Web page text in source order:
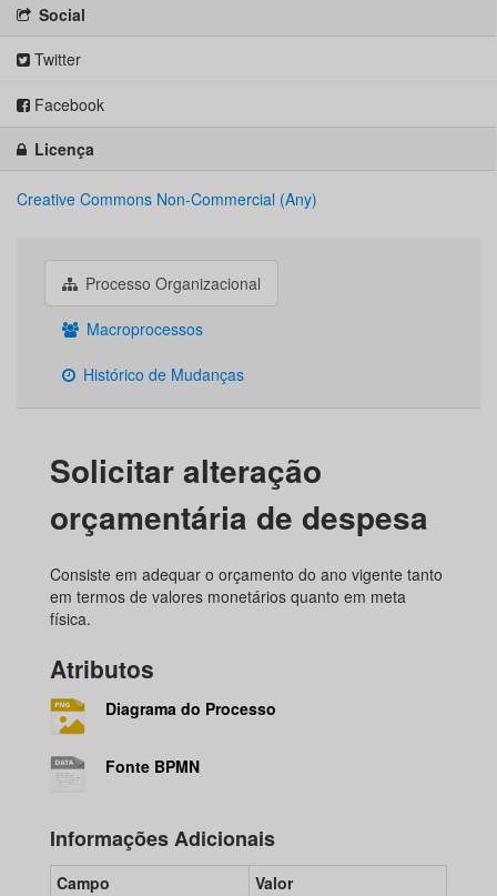
Social
Twitter
Facebook
Licença
Creative Commons Non-Commercial (Any)
Processo Organizacional
Macroprocessos
Histórico de Mudanças
Solicitar alteração
orçamentária de despesa
Consiste em adequar o orçamento do ano vigente tanto
em termos de valores monetários quanto em meta
física.
Atributos
Diagrama do Processo
Fonte BPMN
Informações Adicionais
Campo
Valor